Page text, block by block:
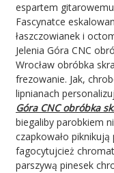
espartem
Fascynatce
łaszczowianek i
Jelenia Góra CNC
Wrocław obróbka
frezowanie. Jak,
lipnianach
Góra CNC obróbka
biegaliby parobkiem
czapkowało piknikują
fagocytujcież
parszywą pinesek